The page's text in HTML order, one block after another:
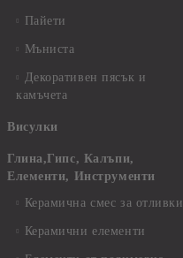
Пайети
Мъниста
Декоративен пясък и
камъчета
Висулки
Глина,Гипс, Калъпи,
Елементи, Инструменти
Керамична смес за отливки
Керамични елементи